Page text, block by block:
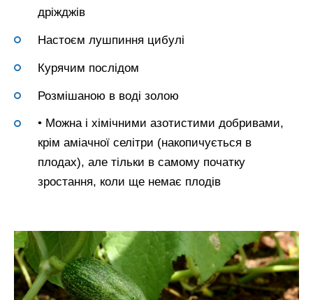
дріжджів
Настоєм лушпиння цибулі
Курячим послідом
Розмішаною в воді золою
• Можна і хімічними азотистими добривами,
крім аміачної селітри (накопичується в
плодах), але тільки в самому початку
зростання, коли ще немає плодів